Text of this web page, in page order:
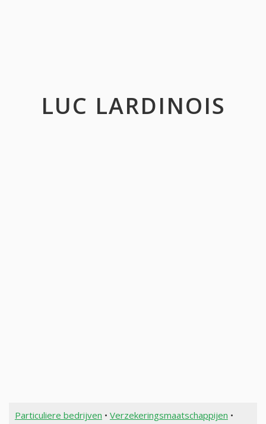
LUC LARDINOIS
Particuliere bedrijven • Verzekeringsmaatschappijen •